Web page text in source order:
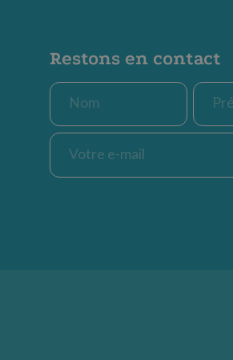
Restons en contact
Nom Prénom
E-
mail
*